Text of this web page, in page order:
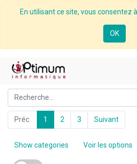
En utilisant ce site, vous consentez
OK
Préc. 1 2 3 Suivant
Show categories Voir les options